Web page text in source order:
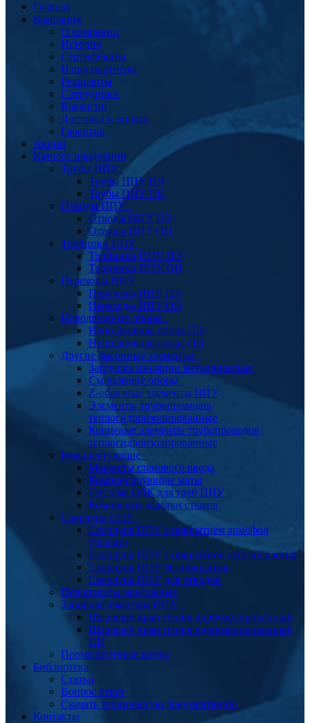
Главная
Компания
О компании
История
Сертификаты
Наши партнеры
Реквизиты
Сотрудники
Вакансии
Доставка и оплата
Гарантия
Акции
Каталог продукции
Трубы ППУ
Трубы ППУ ПЭ
Трубы ППУ ОЦ
Отводы ППУ
Отводы ППУ ПЭ
Отводы ППУ ОЦ
Тройники ППУ
Тройники ППУ ПЭ
Тройники ППУ ОЦ
Переходы ППУ
Переходы ППУ ПЭ
Переходы ППУ ОЦ
Неподвижные опоры
Неподвижная опора ПЭ
Неподвижная опора ОЦ
Другие фасонные элементы
Заглушка изоляции металлическая
Скользящие опоры
Z-образные элементы ППУ
Элементы трубопроводов
теплогидроизолированные
Концевые элементы трубопроводов
теплогидроизолированные
Комплектующие
Манжеты стенового ввода
Компенсирующие маты
Система ОДК для труб ППУ
Комплекты заделки стыков
Скорлупа ППУ
Скорлупа ППУ с покрытием армофол
(фольга)
Скорлупа ППУ с покрытием стеклопластик
Скорлупа ППУ без покрытия
Скорлупа ППУ для отводов
Пенопакеты монтажные
Запорная арматура ППУ
Шаровый кран теплогидроизолированный
Шаровый кран теплогидроизолированный
ОЦ
Промышленные котлы
Библиотека
Статьи
Вопрос ответ
Скачать техническую документацию
Контакты